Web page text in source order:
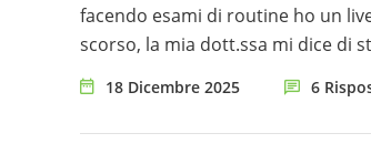
facendo esami di routine ho un
scorso, la mia dott.ssa mi dice di
18 Dicembre 2025 6